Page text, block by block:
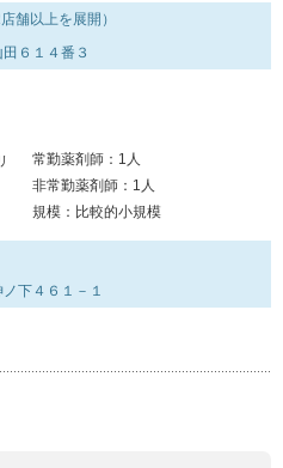
店舗以上を展開）
６１４番３
常勤薬剤師：1人
非常勤薬剤師：1人
規模：比較的小規模
下４６１－１